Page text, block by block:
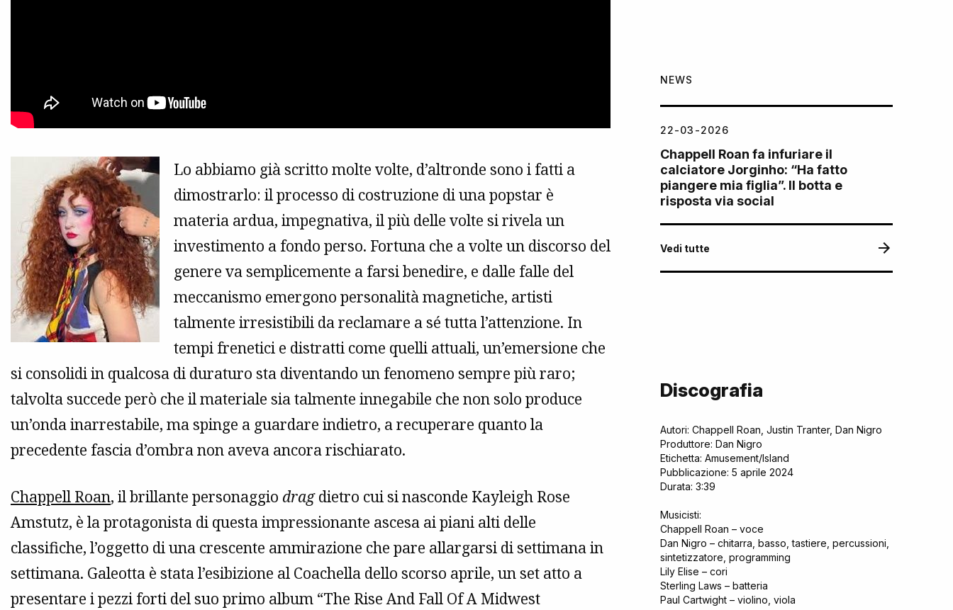
Lo abbiamo già scritto molte volte, d’altronde sono i fatti a
dimostrarlo: il processo di costruzione di una popstar è
materia ardua, impegnativa, il più delle volte si rivela un
investimento a fondo perso. Fortuna che a volte un discorso del
genere va semplicemente a farsi benedire, e dalle falle del
meccanismo emergono personalità magnetiche, artisti
talmente irresistibili da reclamare a sé tutta l’attenzione. In
tempi frenetici e distratti come quelli attuali, un’emersione che
si consolidi in qualcosa di duraturo sta diventando un fenomeno sempre più raro;
talvolta succede però che il materiale sia talmente innegabile che non solo produce
un’onda inarrestabile, ma spinge a guardare indietro, a recuperare quanto la
precedente fascia d’ombra non aveva ancora rischiarato.
Chappell Roan, il brillante personaggio dragdietro cui si nasconde Kayleigh Rose
Amstutz, è la protagonista di questa impressionante ascesa ai piani alti delle
classifiche, l’oggetto di una crescente ammirazione che pare allargarsi di settimana in
settimana. Galeotta è stata l’esibizione al Coachella dello scorso aprile, un set atto a
presentare i pezzi forti del suo primo album “The Rise And Fall Of A Midwest
NEWS
22-03-2026
Chappell Roan fa infuriare il
calciatore Jorginho: “Ha fatto
piangere mia figlia”. Il botta e
risposta via social
Vedi tutte
Discografia
Autori: Chappell Roan, Justin Tranter, Dan Nigro
Produttore: Dan Nigro
Etichetta: Amusement/Island
Pubblicazione: 5 aprile 2024
Durata: 3:39
Musicisti:
Chappell Roan – voce
Dan Nigro – chitarra, basso, tastiere, percussioni,
sintetizzatore, programming
Lily Elise – cori
Sterling Laws – batteria
Paul Cartwight – violino, viola